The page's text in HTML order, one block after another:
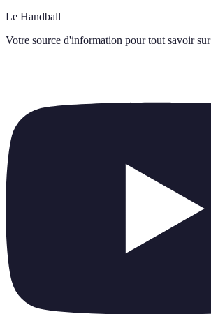
Le Handball
Votre source d'information pour tout savoir sur